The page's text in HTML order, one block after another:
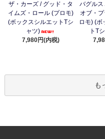
ザ・カーズ / グッド・タ
イムズ・ロール (プロモ)
(ボックスシルエットTシ
ャツ)
7,980円(内税)
バグルス
オブ・
ロモ) (ボ
トT
も